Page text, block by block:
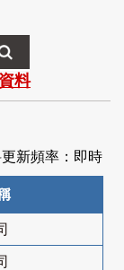
料
新頻率：即時